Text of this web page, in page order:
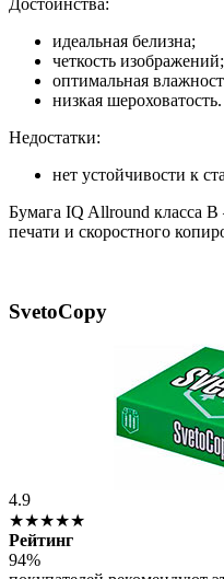
идеальная белизна;
четкость изображений;
оптимальная
низкая шероховатость.
Недостатки:
нет устойчивости к
Бумага IQ Allround класса
печати и скоростного
SvetoCopy
4.9
★★★★★
Рейтинг
94%